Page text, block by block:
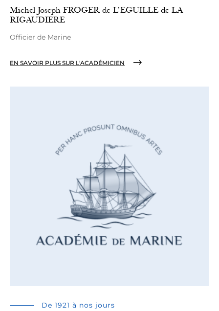
Michel Joseph FROGER de L’EGUILLE de LA
RIGAUDIERE
Officier de Marine
EN SAVOIR PLUS SUR L'ACADÉMICIEN
De 1921 à nos jours